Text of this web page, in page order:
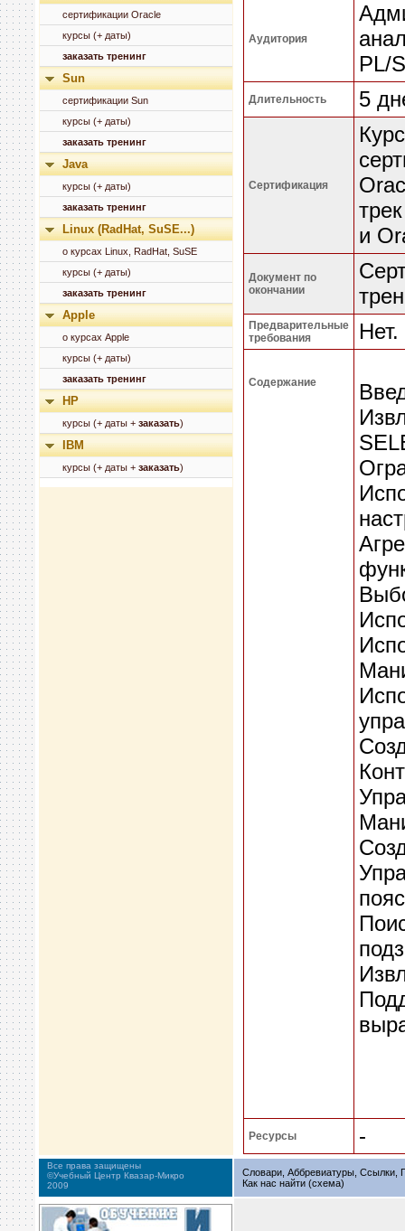
сертификации Oracle
курсы (+ даты)
заказать тренинг
Sun
сертификации Sun
курсы (+ даты)
заказать тренинг
Java
курсы (+ даты)
заказать тренинг
Linux (RadHat, SuSE...)
о курсах Linux, RadHat, SuSE
курсы (+ даты)
заказать тренинг
Apple
о курсах Apple
курсы (+ даты)
заказать тренинг
HP
курсы (+ даты + заказать)
IBM
курсы (+ даты + заказать)
Аудитория
PL/
Длительность 5
Сертификация
и
Документ по
окончании
Предварительные
требования
Нет.
Содержание
Ресурсы -
Все права защищены
©Учебный Центр Квазар-Микро
2009
Словари, Аббревиатуры, Ссылки,
Как нас найти (схема)